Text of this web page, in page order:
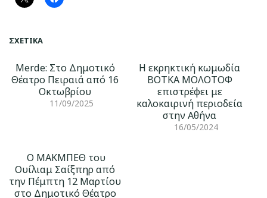
ΣΧΕΤΙΚΆ
Merde: Στο Δημοτικό
Θέατρο Πειραιά από 16
Οκτωβρίου
11/09/2025
H εκρηκτική κωμωδία
ΒΟΤΚΑ ΜΟΛΟΤΟΦ
επιστρέφει με
καλοκαιρινή περιοδεία
στην Αθήνα
16/05/2024
Ο ΜΑΚΜΠΕΘ του
Ουίλιαμ Σαίξπηρ από
την Πέμπτη 12 Μαρτίου
στο Δημοτικό Θέατρο